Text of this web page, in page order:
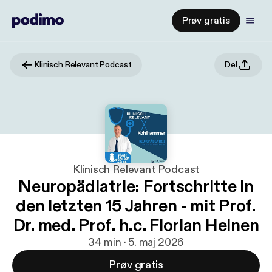
Prøv gratis
Klinisch Relevant Podcast Del
Klinisch Relevant Podcast
Neuropädiatrie: Fortschritte in
den letzten 15 Jahren - mit Prof.
Dr. med. Prof. h.c. Florian Heinen
34 min · 5. maj 2026
Prøv gratis